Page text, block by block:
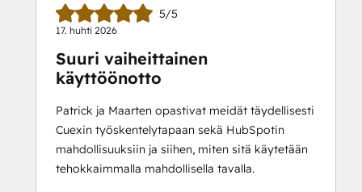
5/5
17. huhti 2026
Suuri vaiheittainen
käyttöönotto
Patrick ja Maarten opastivat meidät täydellisesti
Cuexin työskentelytapaan sekä HubSpotin
mahdollisuuksiin ja siihen, miten sitä käytetään
tehokkaimmalla mahdollisella tavalla.